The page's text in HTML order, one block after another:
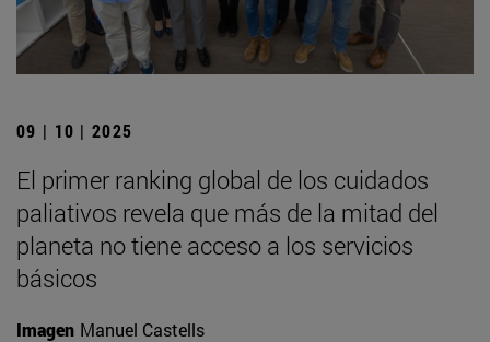
09 | 10 | 2025
El primer ranking global de los cuidados
paliativos revela que más de la mitad del
planeta no tiene acceso a los servicios
básicos
Imagen Manuel Castells